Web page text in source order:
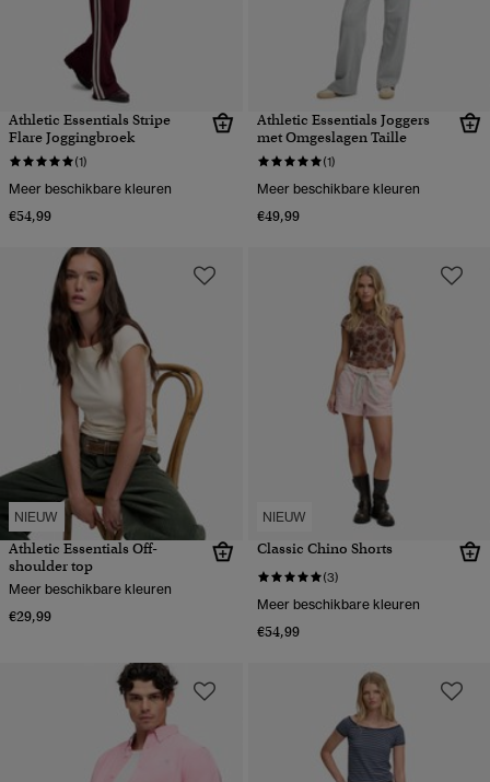
Athletic Essentials Stripe
Flare Joggingbroek
(1)
Meer beschikbare kleuren
€54,99
Athletic Essentials Joggers
met Omgeslagen Taille
(1)
Meer beschikbare kleuren
€49,99
NIEUW
Athletic Essentials Off-
shoulder top
Meer beschikbare kleuren
€29,99
NIEUW
Classic Chino Shorts
(3)
Meer beschikbare kleuren
€54,99